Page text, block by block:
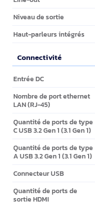
Niveau de sortie
Haut-parleurs intégrés
Connectivité
Connectivité
Entrée DC
Nombre de port ethernet
LAN (RJ-45)
Quantité de ports de type
C USB 3.2 Gen 1 (3.1 Gen 1)
Quantité de ports de type
A USB 3.2 Gen 1 (3.1 Gen 1)
Connecteur USB
Quantité de ports de
sortie HDMI